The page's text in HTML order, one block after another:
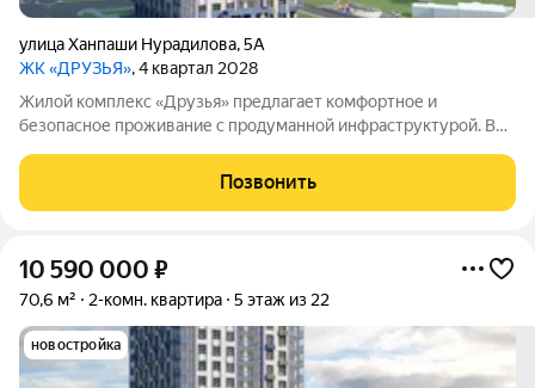
улица Ханпаши Нурадилова,5А
ЖК «ДРУЗЬЯ», 4 квартал 2028
Жилой комплекс «Друзья» предлагает комфортное и
безопасное проживание с продуманной инфраструктурой. Во
проложены велосипедные дорожки, оборудованы детские и
спортивные площадки. Сам дом оснащён
Позвонить
10 590 000 ₽
70,6 м² 2-комн. квартира 5 этаж из 22
новостройка